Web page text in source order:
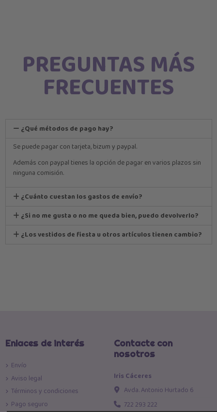
PREGUNTAS MÁS
FRECUENTES
¿Qué métodos de pago hay?
Se puede pagar con tarjeta, bizum y paypal.
Además con paypal tienes la opción de pagar en varios plazos sin
ninguna comisión.
¿Cuánto cuestan los gastos de envío?
¿Si no me gusta o no me queda bien, puedo devolverlo?
¿Los vestidos de fiesta u otros artículos tienen cambio?
Enlaces de interés
Envío
Aviso legal
Términos y condiciones
Pago seguro
Contacte con
nosotros
Iris Cáceres
Avda. Antonio Hurtado 6
722 293 222